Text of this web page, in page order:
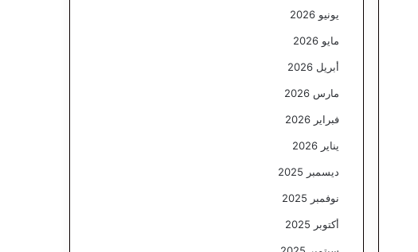
يونيو 2026
مايو 2026
أبريل 2026
مارس 2026
فبراير 2026
يناير 2026
ديسمبر 2025
نوفمبر 2025
أكتوبر 2025